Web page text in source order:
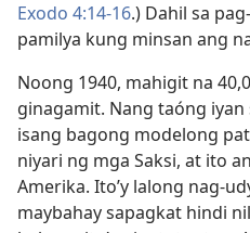
Exodo 4:14-16.) Dahil sa
pamilya kung minsan ang
Noong 1940, mahigit na
ginagamit. Nang taóng
isang bagong modelong
niyari ng mga Saksi, at ito
Amerika. Ito’y lalong nag-
maybahay sapagkat hindi